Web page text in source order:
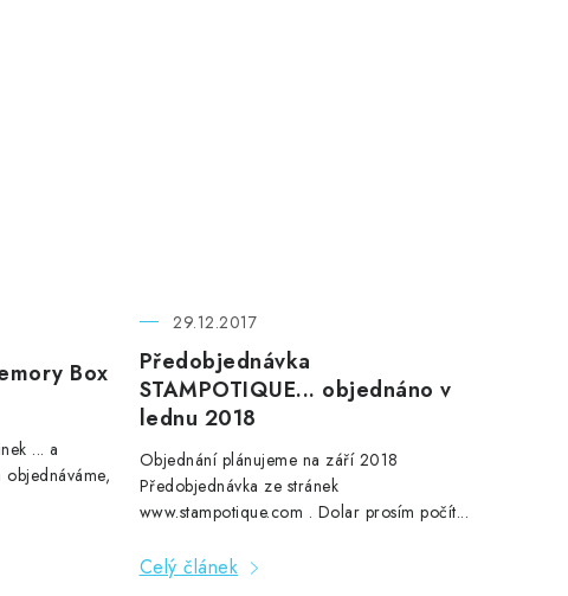
Box
... a
Předobjednávka
STAMPOTIQUE... objednáno v
lednu 2018
29.12.2017
Objednání plánujeme na září 2018
Předobjednávka ze stránek
www.stampotique.com . Dolar prosím počít...
Celý článek